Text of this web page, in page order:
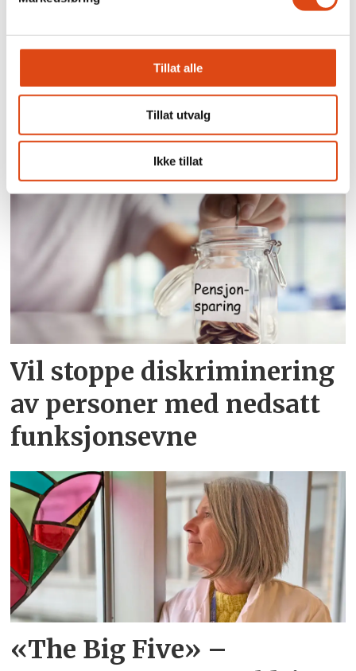
Tillat alle
Tillat utvalg
Ikke tillat
Brudd i forhandlingene
for ansatte på Stortinget
Vil stoppe diskriminering
av personer med nedsatt
funksjonsevne
«The Big Five» –